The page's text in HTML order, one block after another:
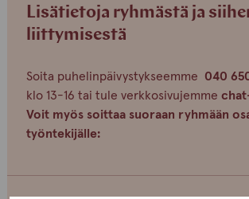
Lisätietoja ryhmästä ja
liittymisestä
Soita puhelinpäivystykseemme 040
klo 13-16 tai tule verkkosivujemme
Voit myös soittaa suoraan ryhmään
työntekijälle: